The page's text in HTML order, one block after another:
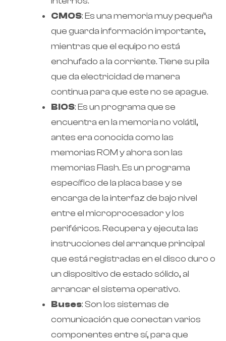
CMOS: Es una memoria muy pequeña
que guarda información importante,
mientras que el equipo no está
enchufado a la corriente. Tiene su pila
que da electricidad de manera
continua para que este no se apague.
BIOS: Es un programa que se
encuentra en la memoria no volátil,
antes era conocida como las
memorias ROM y ahora son las
memorias Flash. Es un programa
específico de la placa base y se
encarga de la interfaz de bajo nivel
entre el microprocesador y los
periféricos. Recupera y ejecuta las
instrucciones del arranque principal
que está registradas en el disco duro o
un dispositivo de estado sólido, al
arrancar el sistema operativo.
Buses: Son los sistemas de
comunicación que conectan varios
componentes entre sí, para que